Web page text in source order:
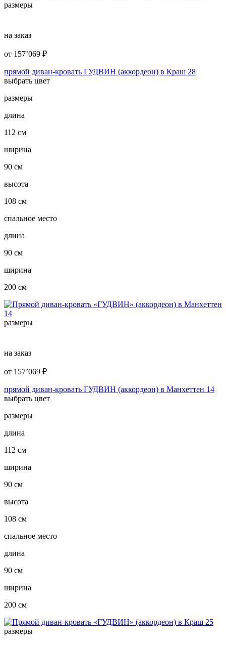
размеры
на заказ
от 157’069 ₽
прямой диван-кровать ГУДВИН (аккордеон) в Краш 28
выбрать цвет
размеры
длина
112 см
ширина
90 см
высота
108 см
спальное место
длина
90 см
ширина
200 см
размеры
на заказ
от 157’069 ₽
прямой диван-кровать ГУДВИН (аккордеон) в Манхеттен 14
выбрать цвет
размеры
длина
112 см
ширина
90 см
высота
108 см
спальное место
длина
90 см
ширина
200 см
размеры